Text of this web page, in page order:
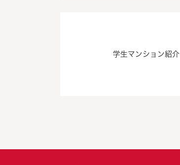
学生マンション紹介